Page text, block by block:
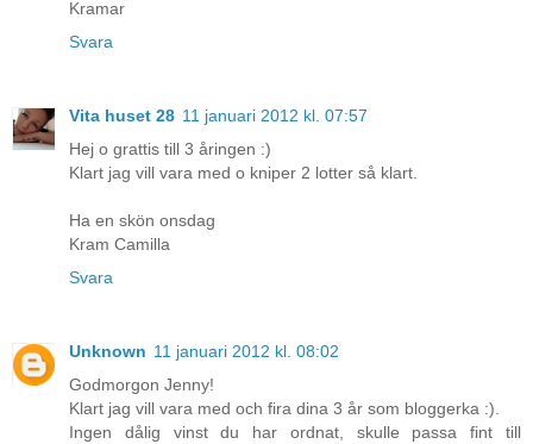
Kramar
Svara
Vita huset 28 11 januari 2012 kl. 07:57
Hej o grattis till 3 åringen :)
Klart jag vill vara med o kniper 2 lotter så klart.
Ha en skön onsdag
Kram Camilla
Svara
Unknown 11 januari 2012 kl. 08:02
Godmorgon Jenny!
Klart jag vill vara med och fira dina 3 år som bloggerka :).
Ingen dålig vinst du har ordnat, skulle passa fint till